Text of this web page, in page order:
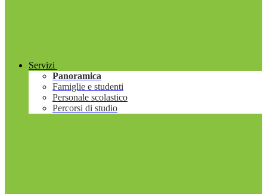
Servizi
Panoramica
Famiglie e studenti
Personale scolastico
Percorsi di studio